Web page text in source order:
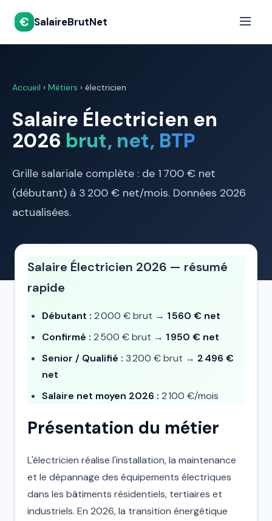
€ SalaireBrutNet
Accueil › Métiers › électricien
Salaire Électricien en
2026 brut, net, BTP
Grille salariale complète : de 1 700 € net
(débutant) à 3 200 € net/mois. Données 2026
actualisées.
Salaire Électricien 2026 — résumé
rapide
Débutant : 2 000 € brut → 1 560 € net
Confirmé : 2 500 € brut → 1 950 € net
Senior / Qualifié : 3 200 € brut → 2 496 €
net
Salaire net moyen 2026 : 2 100 €/mois
Présentation du métier
L'électricien réalise l'installation, la maintenance
et le dépannage des équipements électriques
dans les bâtiments résidentiels, tertiaires et
industriels. En 2026, la transition énergétique